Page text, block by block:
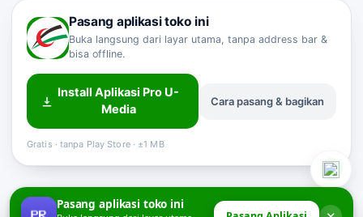
Sahabat Pro-U
Pasang aplikasi toko ini
Buka langsung dari layar utama, tanpa address bar &
bisa offline.
Install Aplikasi Pro U-
Media
Cara pasang & bagikan
Gratis · tanpa Play Store · ±1 MB
Pasang aplikasi toko ini